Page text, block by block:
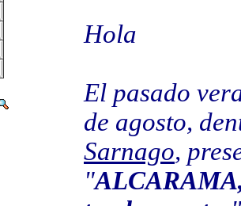
Hola
El pasado
de agosto,
Sarnago,
"